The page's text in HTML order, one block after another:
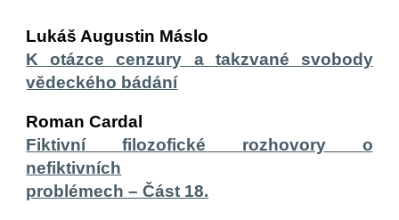
Lukáš Augustin Máslo
K otázce cenzury a takzvané svobody
vědeckého bádání
Roman Cardal
Fiktivní filozofické rozhovory o
nefiktivních
problémech – Část 18.